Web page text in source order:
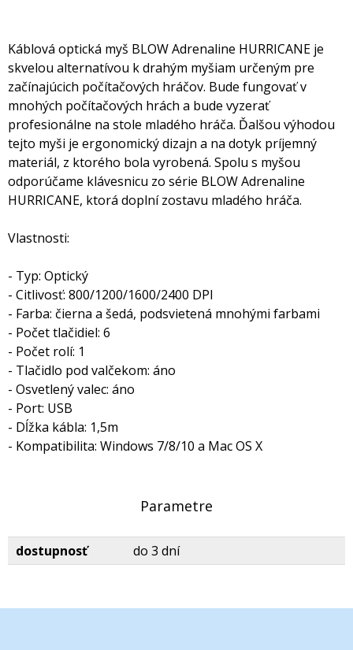
Káblová optická myš BLOW Adrenaline HURRICANE je
skvelou alternatívou k drahým myšiam určeným pre
začínajúcich počítačových hráčov. Bude fungovať v
mnohých počítačových hrách a bude vyzerať
profesionálne na stole mladého hráča. Ďalšou výhodou
tejto myši je ergonomický dizajn a na dotyk príjemný
materiál, z ktorého bola vyrobená. Spolu s myšou
odporúčame klávesnicu zo série BLOW Adrenaline
HURRICANE, ktorá doplní zostavu mladého hráča.
Vlastnosti:
- Typ: Optický
- Citlivosť: 800/1200/1600/2400 DPI
- Farba: čierna a šedá, podsvietená mnohými farbami
- Počet tlačidiel: 6
- Počet rolí: 1
- Tlačidlo pod valčekom: áno
- Osvetlený valec: áno
- Port: USB
- Dĺžka kábla: 1,5m
- Kompatibilita: Windows 7/8/10 a Mac OS X
Parametre
dostupnosť do 3 dní